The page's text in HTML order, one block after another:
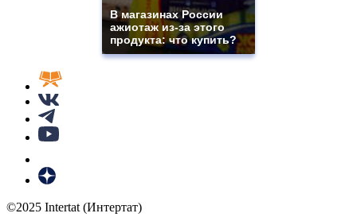
В магазинах России
ажиотаж из-за этого
продукта: что купить?
©2025 Intertat (Интертат)